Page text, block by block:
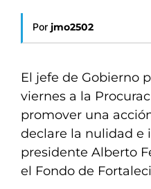
Por jmo2502
El jefe de Gobierno
viernes a la
promover una
declare la nulidad e
presidente Alberto
el Fondo de